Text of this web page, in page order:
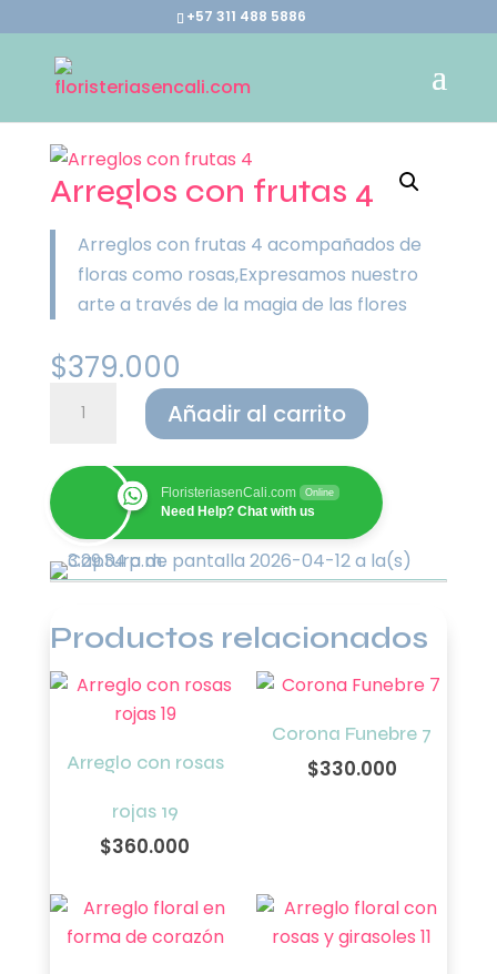
+57 311 488 5886
Arreglos con frutas 4
Arreglos con frutas 4 acompañados de
floras como rosas,Expresamos nuestro
arte a través de la magia de las flores
$379.000
4
cantidad
Añadir al carrito
FloristeriasenCali.com Online
Need Help? Chat with us
Productos relacionados
Arreglo con rosas
rojas 19
$360.000
Corona Funebre 7
$330.000